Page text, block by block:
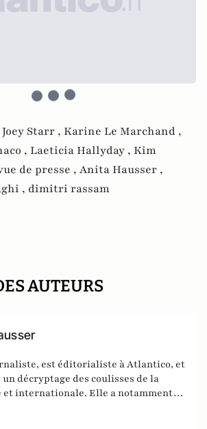
Joey Starr , Karine Le Marchand ,
, Laeticia Hallyday , Kim
de presse , Anita Hausser ,
, dimitri rassam
AUTEURS
est éditorialiste à Atlantico, et
décryptage des coulisses de la
internationale. Elle a notamment
d'une ambition
a également réalisé les documentaires